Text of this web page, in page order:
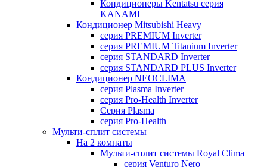
Кондиционеры Kentatsu серия
KANAMI
Кондиционер Mitsubishi Heavy
серия PREMIUM Inverter
серия PREMIUM Titanium Inverter
серия STANDARD Inverter
серия STANDARD PLUS Inverter
Кондиционер NEOCLIMA
серия Plasma Inverter
серия Pro-Health Inverter
Cерия Plasma
серия Pro-Health
Мульти-сплит системы
На 2 комнаты
Мульти-сплит системы Royal Clima
серия Venturo Nero